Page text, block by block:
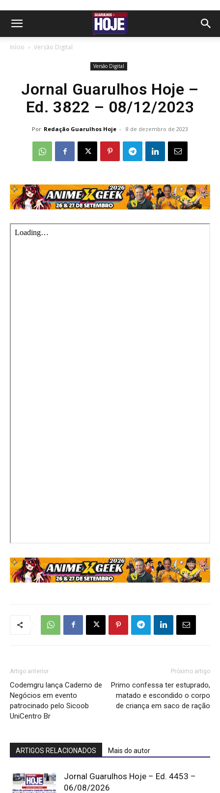
Início Versão Digital
Versão Digital
Jornal Guarulhos Hoje –
Ed. 3822 – 08/12/2023
Por Redação Guarulhos Hoje - 8 de dezembro de 2023
Artigo anterior
Codemgru lança Caderno de
Negócios em evento
patrocinado pelo Sicoob
UniCentro Br
Próximo artigo
Primo confessa ter estuprado,
matado e escondido o corpo
de criança em saco de ração
ARTIGOS RELACIONADOS Mais do autor
Jornal Guarulhos Hoje – Ed. 4453 –
06/08/2026